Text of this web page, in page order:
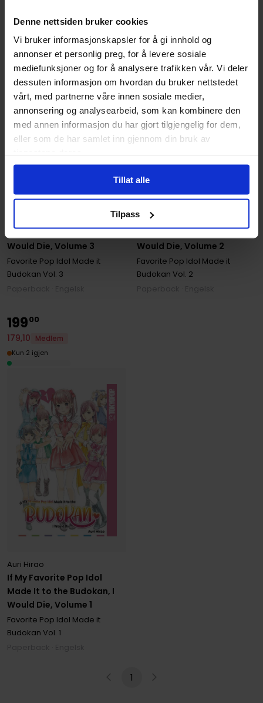
Denne nettsiden bruker cookies
Vi bruker informasjonskapsler for å gi innhold og
annonser et personlig preg, for å levere sosiale
mediefunksjoner og for å analysere trafikken vår. Vi deler
dessuten informasjon om hvordan du bruker nettstedet
vårt, med partnerne våre innen sosiale medier,
annonsering og analysearbeid, som kan kombinere den
med annen informasjon du har gjort tilgjengelig for dem,
eller som de har samlet inn gjennom din bruk av
Tillat alle
Tilpass
Made It to the Budokan, I
Would Die, Volume 3
Favorite Pop Idol Made it
Budokan Vol. 3
If My Favorite Pop Idol
Made It to the Budokan, I
Would Die, Volume 2
Favorite Pop Idol Made it
Budokan Vol. 2
If My Favorite Pop Idol
Made It to the Budokan, I
Would Die, Volume 1
Auri Hirao
Favorite Pop Idol Made it
Budokan Vol. 1
19900
179,10
Medlem
Kun 2 igjen
1